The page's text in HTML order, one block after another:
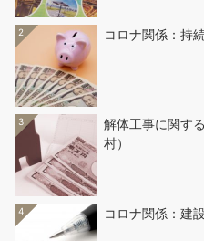
2 コロナ関係：持
3
解体工事に関す
村）
4 コロナ関係：建